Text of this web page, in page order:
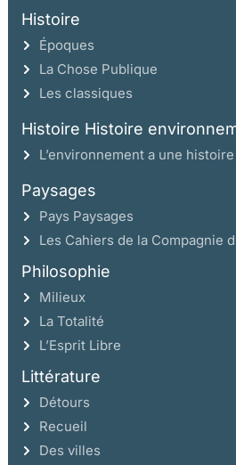
Histoire
Époques
La Chose Publique
Les classiques
Histoire Histoire
L’environnement a une histoire
Paysages
Pays Paysages
Les Cahiers de la Compagnie
Philosophie
Milieux
La Totalité
L’Esprit Libre
Littérature
Détours
Recueil
Des villes